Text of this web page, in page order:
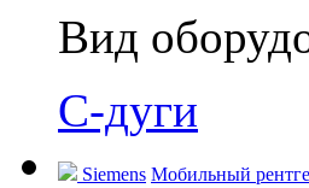
Вид
С-дуги
Siemens Мобильный